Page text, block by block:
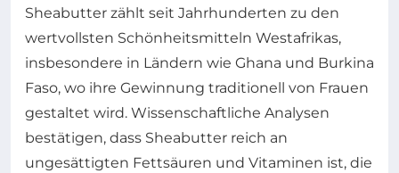
Sheabutter zählt seit Jahrhunderten zu den
wertvollsten Schönheitsmitteln Westafrikas,
insbesondere in Ländern wie Ghana und Burkina
Faso, wo ihre Gewinnung traditionell von Frauen
gestaltet wird. Wissenschaftliche Analysen
bestätigen, dass Sheabutter reich an
ungesättigten Fettsäuren und Vitaminen ist, die